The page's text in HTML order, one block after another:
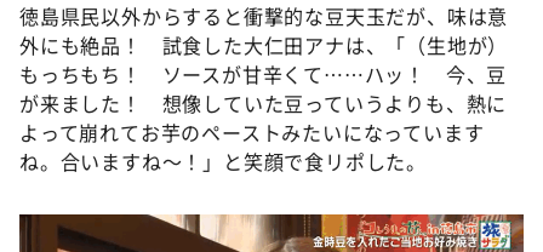
徳島県民以外からすると衝撃的な豆天玉だが、味は意
外にも絶品！ 試食した大仁田アナは、「（生地が）
もっちもち！ ソースが甘辛くて……ハッ！ 今、豆
が来ました！ 想像していた豆っていうよりも、熱に
よって崩れてお芋のペーストみたいになっています
ね。合いますね～！」と笑顔で食リポした。